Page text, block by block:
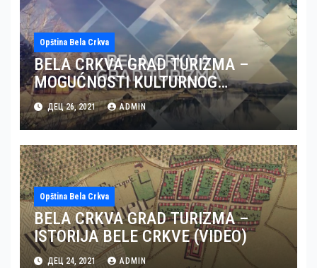
Opština Bela Crkva
BELA CRKVA GRAD TURIZMA –
MOGUĆNOSTI KULTURNOG
TURIZMA U BELOJ CRKVI (VIDEO)
ДЕЦ 26, 2021 ADMIN
Opština Bela Crkva
BELA CRKVA GRAD TURIZMA –
ISTORIJA BELE CRKVE (VIDEO)
ДЕЦ 24, 2021 ADMIN